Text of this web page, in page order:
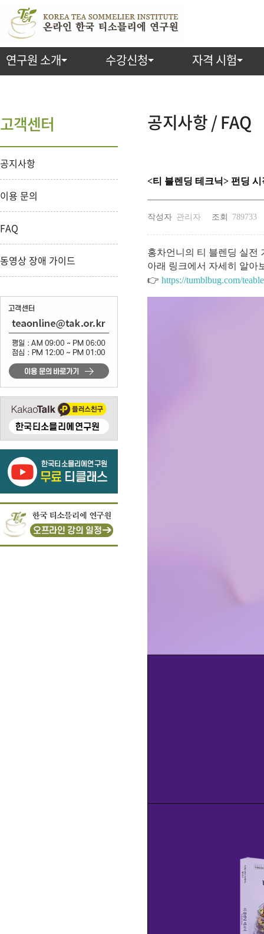
연구원 소개 수강신청 자격 시험
공지사항 / FAQ
<티 블렌딩 테크닉> 펀딩 시
작성자 관리자 조회 789733
홍차언니의 티 블렌딩 실전
아래 링크에서 자세히 알아
👉 https://tumblbug.com/
고객센터
공지사항
이용 문의
FAQ
동영상 장애 가이드